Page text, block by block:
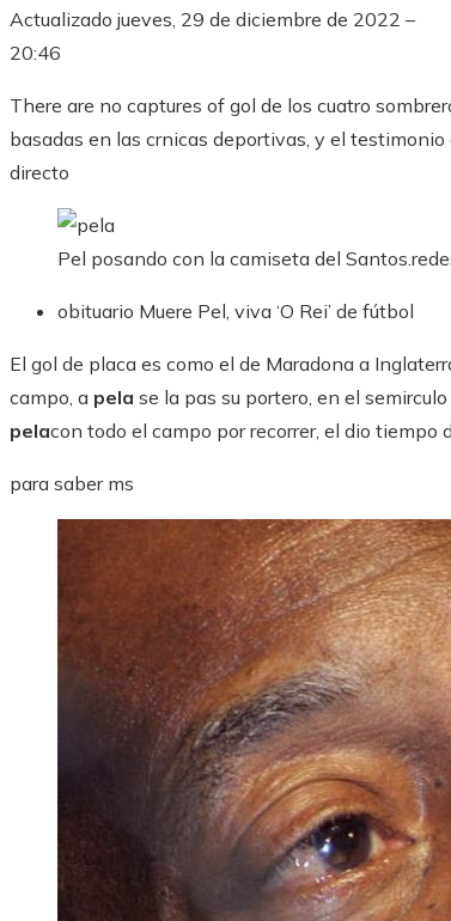
Actualizado jueves, 29 de diciembre de 2022 –
20:46
There are no captures of gol de los cuatro
basadas en las crnicas deportivas, y el
directo
Pel posando con la camiseta del Santos.
obituario Muere Pel, viva ‘O Rei’ de fútbol
El gol de placa es como el de Maradona a
campo, a pela se la pas su portero, en el
pelacon todo el campo por recorrer, el dio tiempo
para saber ms